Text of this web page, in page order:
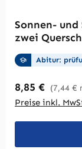
Sonnen-
zwei
Abitur:
Regulärer
8,85 € (7,44 €
Preise inkl.